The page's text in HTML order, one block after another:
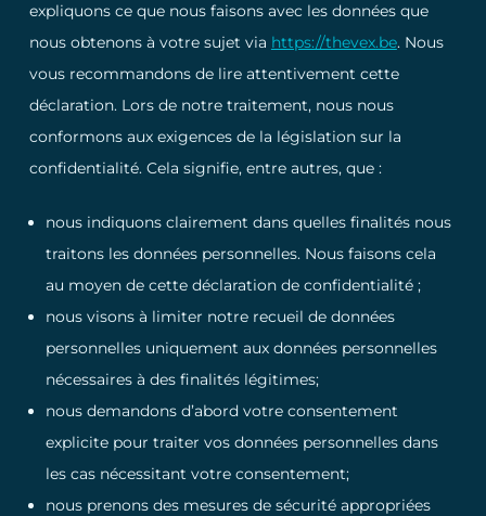
expliquons ce que nous faisons avec les données que
nous obtenons à votre sujet via https://thevex.be. Nous
vous recommandons de lire attentivement cette
déclaration. Lors de notre traitement, nous nous
conformons aux exigences de la législation sur la
confidentialité. Cela signifie, entre autres, que :
nous indiquons clairement dans quelles finalités nous
traitons les données personnelles. Nous faisons cela
au moyen de cette déclaration de confidentialité ;
nous visons à limiter notre recueil de données
personnelles uniquement aux données personnelles
nécessaires à des finalités légitimes;
nous demandons d’abord votre consentement
explicite pour traiter vos données personnelles dans
les cas nécessitant votre consentement;
nous prenons des mesures de sécurité appropriées